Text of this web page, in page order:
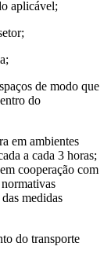
aplicável;
de modo que
do
em ambientes
a cada 3 horas;
cooperação com
medidas
do transporte